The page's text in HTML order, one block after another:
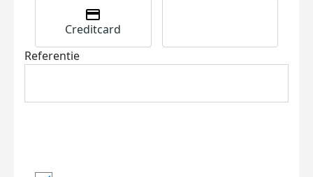
Creditcard
Referentie